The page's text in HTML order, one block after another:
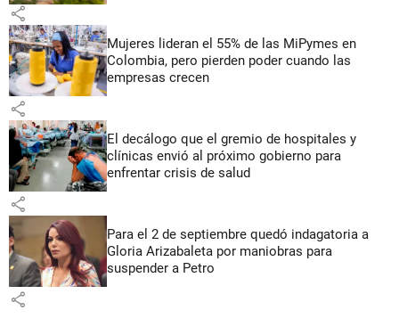
share
Mujeres lideran el 55% de las MiPymes en
Colombia, pero pierden poder cuando las
empresas crecen
share
El decálogo que el gremio de hospitales y
clínicas envió al próximo gobierno para
enfrentar crisis de salud
share
Para el 2 de septiembre quedó indagatoria a
Gloria Arizabaleta por maniobras para
suspender a Petro
share